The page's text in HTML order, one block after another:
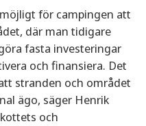
för campingen att
där man tidigare
fasta investeringar
och finansiera. Det
stranden och området
ägo, säger Henrik
och